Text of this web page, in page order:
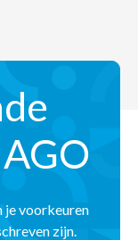
je voorkeuren
zijn.